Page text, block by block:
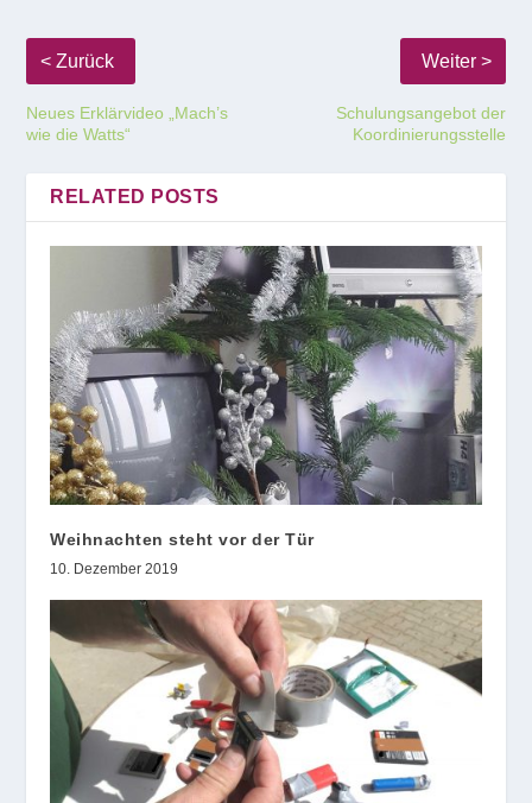
Neues Erklärvideo „Mach’s
wie die Watts“
Schulungsangebot der
Koordinierungsstelle
RELATED POSTS
Weihnachten steht vor der Tür
10. Dezember 2019